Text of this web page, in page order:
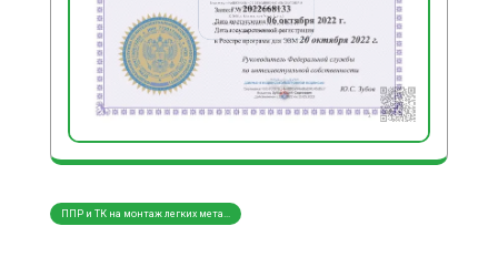
ППР и ТК на монтаж легких мета...